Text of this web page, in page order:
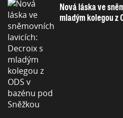
Nová láska ve
mladým kolegou z